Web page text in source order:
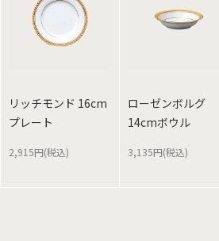
リッチモンド 16cm
プレート
2,915円(税込)
ローゼンボルグ
14cmボウル
3,135円(税込)